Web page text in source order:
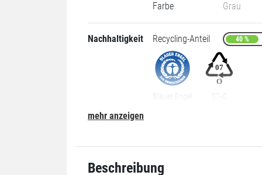
Farbe
Grau
Nachhaltigkeit Recycling-Anteil 40 %
Blauer Engel 07-O
Öffnung x Länge
mehr anzeigen
Beschreibung